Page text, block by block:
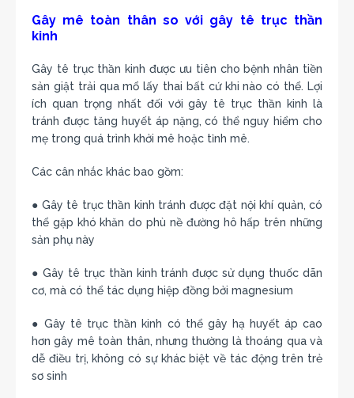
Gây mê toàn thân so với gây tê trục thần
kinh
Gây tê trục thần kinh được ưu tiên cho bệnh nhân tiền
sản giật trải qua mổ lấy thai bất cứ khi nào có thể. Lợi
ích quan trọng nhất đối với gây tê trục thần kinh là
tránh được tăng huyết áp nặng, có thể nguy hiểm cho
mẹ trong quá trình khởi mê hoặc tỉnh mê.
Các cân nhắc khác bao gồm:
● Gây tê trục thần kinh tránh được đặt nội khí quản, có
thể gặp khó khăn do phù nề đường hô hấp trên những
sản phụ này
● Gây tê trục thần kinh tránh được sử dụng thuốc dãn
cơ, mà có thể tác dụng hiệp đồng bởi magnesium
● Gây tê trục thần kinh có thể gây hạ huyết áp cao
hơn gây mê toàn thân, nhưng thường là thoáng qua và
dễ điều trị, không có sự khác biệt về tác động trên trẻ
sơ sinh